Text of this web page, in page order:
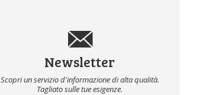
Newsletter
Scopri un servizio d'informazione di alta qualità.
Tagliato sulle tue esigenze.